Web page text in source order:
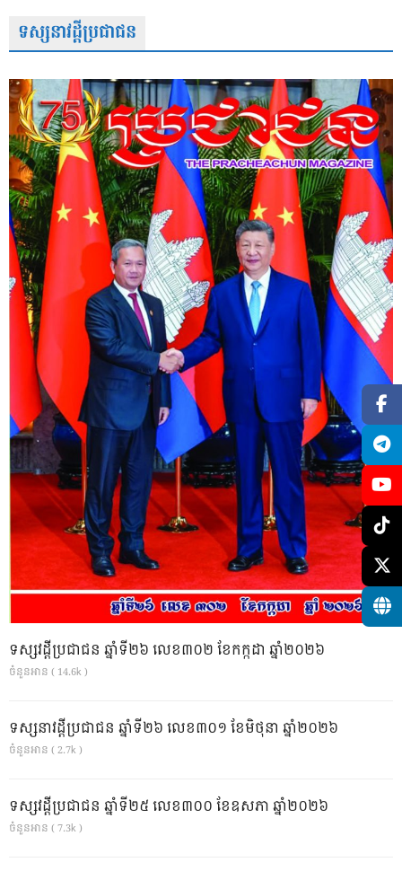
ទស្សនាវដ្តីប្រជាជន
ទស្សវដ្តីប្រជាជន ឆ្នាំទី២៦ លេខ៣០២ ខែកក្កដា ឆ្នាំ២០២៦
ចំនួនអាន ( 14.6k )
ទស្សនាវដ្ដីប្រជាជន ឆ្នាំទី២៦ លេខ៣០១ ខែមិថុនា ឆ្នាំ២០២៦
ចំនួនអាន ( 2.7k )
ទស្សវដ្តីប្រជាជន ឆ្នាំទី២៥ លេខ៣០០ ខែឧសភា ឆ្នាំ២០២៦
ចំនួនអាន ( 7.3k )